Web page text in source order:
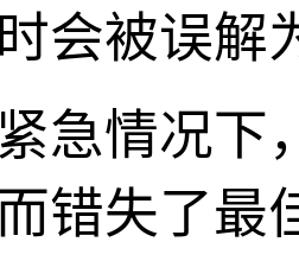
会被误解
急情况下
错失了最